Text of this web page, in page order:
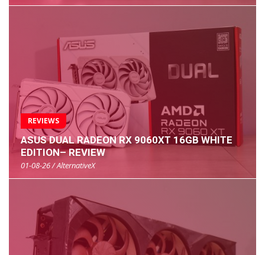
REVIEWS
ASUS DUAL RADEON RX 9060XT 16GB WHITE
EDITION– REVIEW
01-08-26 / AlternativeX